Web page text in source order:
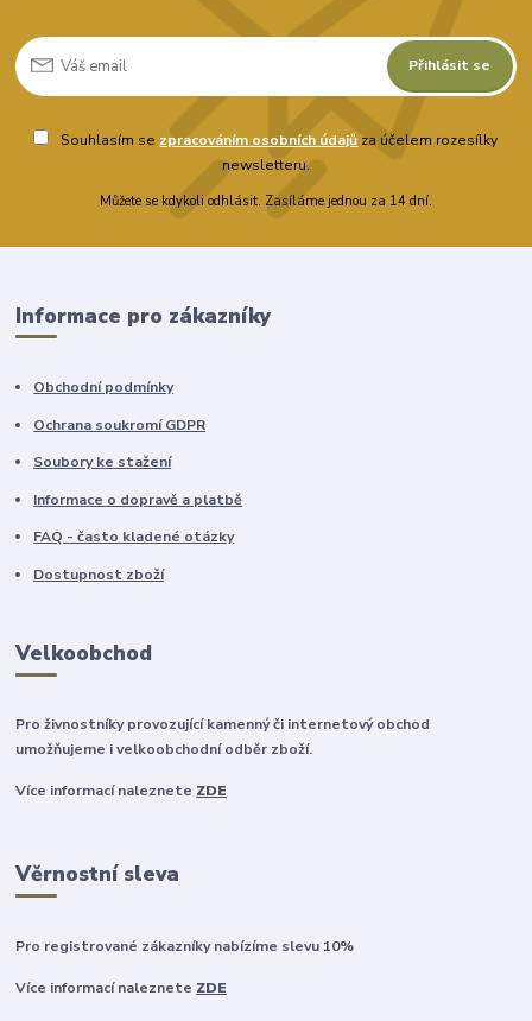
Přihlásit se
Souhlasím se zpracováním osobních údajů za účelem rozesílky
newsletteru.
Můžete se kdykoli odhlásit. Zasíláme jednou za 14 dní.
Informace pro zákazníky
Obchodní podmínky
Ochrana soukromí GDPR
Soubory ke stažení
Informace o dopravě a platbě
FAQ - často kladené otázky
Dostupnost zboží
Velkoobchod
Pro živnostníky provozující kamenný či internetový obchod
umožňujeme i velkoobchodní odběr zboží.
Více informací naleznete ZDE
Věrnostní sleva
Pro registrované zákazníky nabízíme slevu 10%
Více informací naleznete ZDE